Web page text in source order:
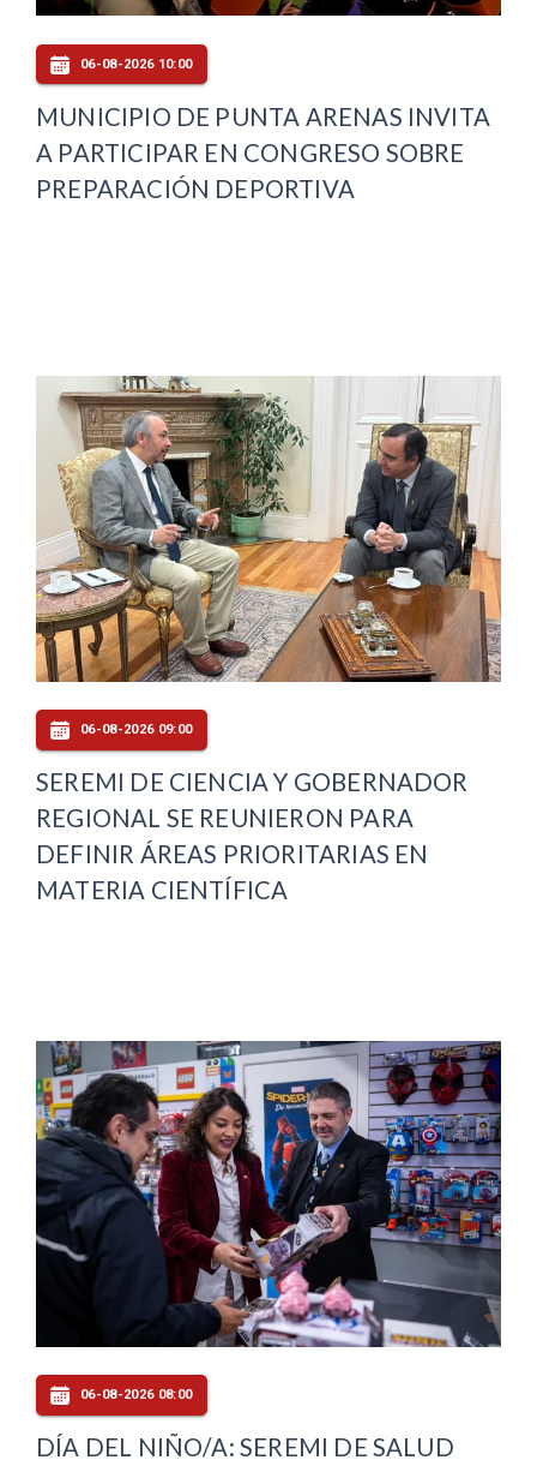
06-08-2026 10:00
MUNICIPIO DE PUNTA ARENAS INVITA
A PARTICIPAR EN CONGRESO SOBRE
PREPARACIÓN DEPORTIVA
06-08-2026 09:00
SEREMI DE CIENCIA Y GOBERNADOR
REGIONAL SE REUNIERON PARA
DEFINIR ÁREAS PRIORITARIAS EN
MATERIA CIENTÍFICA
06-08-2026 08:00
DÍA DEL NIÑO/A: SEREMI DE SALUD